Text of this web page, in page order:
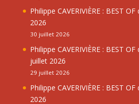
Philippe CAVERIVIÈRE : BEST
2026
30 juillet 2026
Philippe CAVERIVIÈRE : BEST
juillet 2026
29 juillet 2026
Philippe CAVERIVIÈRE : BEST
2026